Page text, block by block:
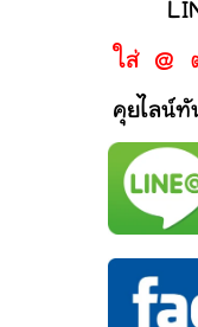
ใส่ @
คุยไลน์ทั